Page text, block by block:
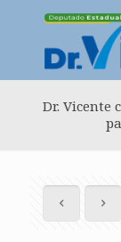
Dr. Vicente